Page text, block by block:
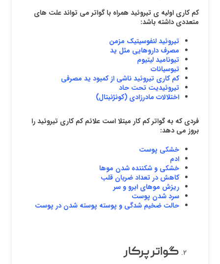
کم کاری اولیه ی تیروئید همراه با گواتر می تواند علت های
متعددی داشته باشد:
تیروئید لنفوسیتیک مزمن
مصرف داروهایی مثل ید
تیونامید لیتیوم
تیوسیانات
کم کاری تیروئید ناشی از کمبود ید مصرفی
تیروئیدیت تحت حاد
اختلالات مادرزادی (کونژنیتال)
فردی که به گواتر کم کار مبتلا است علائم کم کاری تیروئید را
بروز می دهد:
خشکی پوست
ادم
خشکی و شکننده شدن موها
کاهش در تعداد ضربان قلب
ریزش موهای ابرو و سر
سرد شدن پوست
حالت ضخیم شدگی و پوسته پوسته شدن در پوست
گواتر پرکار